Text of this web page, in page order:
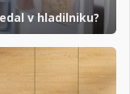
v hladilniku?